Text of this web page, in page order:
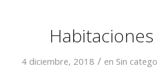
4 diciembre, 2018 / en Sin